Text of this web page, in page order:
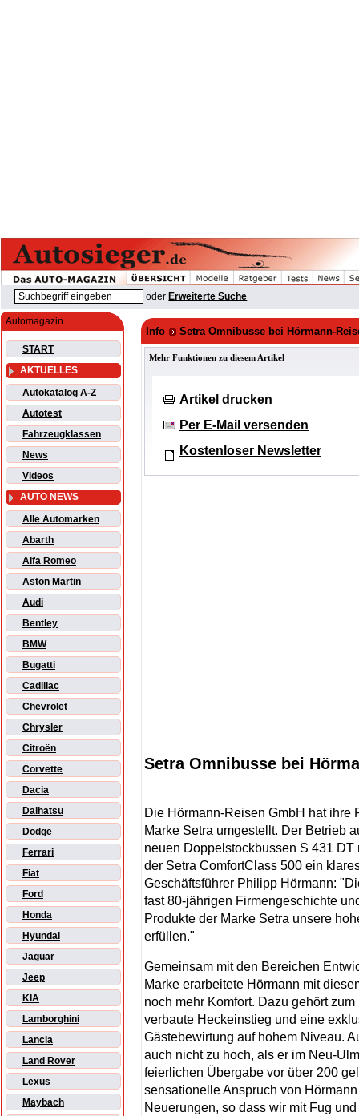
oder Erweiterte Suche
Automagazin
START
AKTUELLES
Autokatalog A-Z
Autotest
Fahrzeugklassen
News
Videos
AUTO NEWS
Alle Automarken
Abarth
Alfa Romeo
Aston Martin
Audi
Bentley
BMW
Bugatti
Cadillac
Chevrolet
Chrysler
Citroën
Corvette
Dacia
Daihatsu
Dodge
Ferrari
Fiat
Ford
Honda
Hyundai
Jaguar
Jeep
KIA
Lamborghini
Lancia
Land Rover
Lexus
Maybach
Info Setra Omnibusse bei Hörmann-
Mehr Funktionen zu diesem Artikel
Artikel drucken
Per E-Mail versenden
Kostenloser Newsletter
Setra Omnibusse bei
Die Hörmann-Reisen GmbH hat ihre
Marke Setra umgestellt. Der Betrieb
neuen Doppelstockbussen S 431
der Setra ComfortClass 500 ein
Geschäftsführer Philipp Hörmann:
fast 80-jährigen Firmengeschichte
Produkte der Marke Setra unsere
erfüllen."
Gemeinsam mit den Bereichen
Marke erarbeitete Hörmann mit
noch mehr Komfort. Dazu gehört
verbaute Heckeinstieg und eine
Gästebewirtung auf hohem Niveau.
auch nicht zu hoch, als er im Neu-
feierlichen Übergabe vor über 200
sensationelle Anspruch von
Neuerungen, so dass wir mit Fug